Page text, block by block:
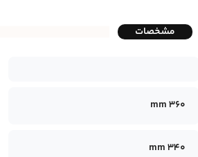
مشخصات
360 mm
340 mm